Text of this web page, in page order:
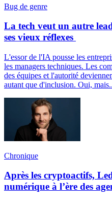
Bug de genre
La tech veut un autre
ses vieux réflexes
L'essor de l'IA pousse les
les managers techniques. Les
des équipes et l'autorité
autant que d'inclusion. Oui,
Chronique
Après les cryptoactifs,
numérique à l’ère des